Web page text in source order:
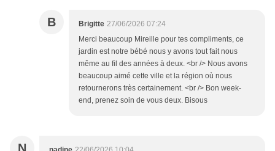
B Brigitte 27/06/2026 07:24
Merci beaucoup Mireille pour tes compliments, ce
jardin est notre bébé nous y avons tout fait nous
même au fil des années à deux. <br /> Nous avons
beaucoup aimé cette ville et la région où nous
retournerons très certainement. <br /> Bon week-
end, prenez soin de vous deux. Bisous
N